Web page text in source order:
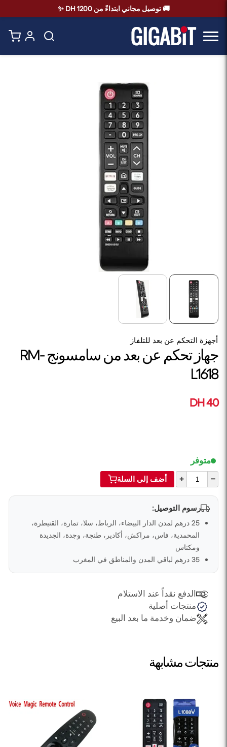
🚚 توصيل مجاني ابتداءً من 1200 DH ✨
أجهزة التحكم عن بعد للتلفاز
جهاز تحكم عن بعد من سامسونج RM-
L1618
40 DH
متوفر
–
+ أضف إلى السلة
رسوم التوصيل:
25 درهم لمدن الدار البيضاء، الرباط، سلا، تمارة، القنيطرة،
المحمدية، فاس، مراكش، أكادير، طنجة، وجدة، الجديدة
ومكناس
35 درهم لباقي المدن والمناطق في المغرب
الدفع نقداً عند الاستلام
منتجات أصلية
ضمان وخدمة ما بعد البيع
منتجات مشابهة